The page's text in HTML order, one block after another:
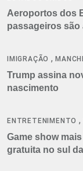
Aeroportos dos
passageiros são
IMIGRAÇÃO ,
Trump assina
nascimento
ENTRETENIMENTO ,
Game show
gratuita no sul